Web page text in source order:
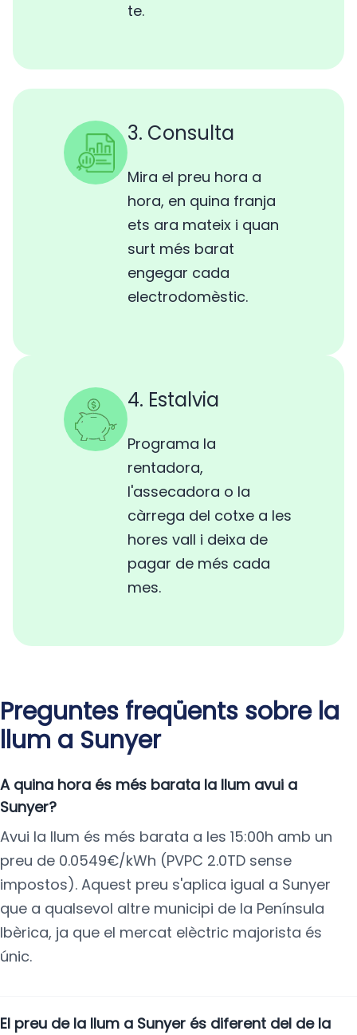
te.
3. Consulta
Mira el preu hora a
hora, en quina franja
ets ara mateix i quan
surt més barat
engegar cada
electrodomèstic.
4. Estalvia
Programa la
rentadora,
l'assecadora o la
càrrega del cotxe a les
hores vall i deixa de
pagar de més cada
mes.
Preguntes freqüents sobre la
llum a Sunyer
A quina hora és més barata la llum avui a
Sunyer?
Avui la llum és més barata a les 15:00h amb un
preu de 0.0549€/kWh (PVPC 2.0TD sense
impostos). Aquest preu s'aplica igual a Sunyer
que a qualsevol altre municipi de la Península
Ibèrica, ja que el mercat elèctric majorista és
únic.
El preu de la llum a Sunyer és diferent del de la